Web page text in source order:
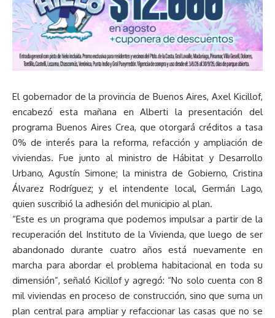
El gobernador de la provincia de Buenos Aires, Axel Kicillof,
encabezó esta mañana en Alberti la presentación del
programa Buenos Aires Crea, que otorgará créditos a tasa
0% de interés para la reforma, refacción y ampliación de
viviendas. Fue junto al ministro de Hábitat y Desarrollo
Urbano, Agustín Simone; la ministra de Gobierno, Cristina
Álvarez Rodríguez; y el intendente local, Germán Lago,
quien suscribió la adhesión del municipio al plan.
“Este es un programa que podemos impulsar a partir de la
recuperación del Instituto de la Vivienda, que luego de ser
abandonado durante cuatro años está nuevamente en
marcha para abordar el problema habitacional en toda su
dimensión”, señaló Kicillof y agregó: “No solo cuenta con 8
mil viviendas en proceso de construcción, sino que suma un
plan central para ampliar y refaccionar las casas que no se